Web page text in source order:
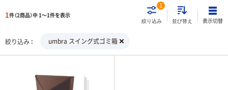
1件（2商品）中 1～1件を表示
絞り込み
1
並び替え 表示切替
絞り込み umbra スイング式ゴミ箱